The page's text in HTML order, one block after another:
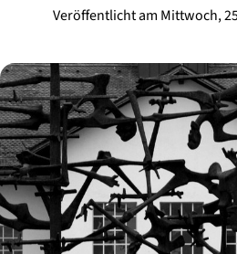
Veröffentlicht am Mittwoch,